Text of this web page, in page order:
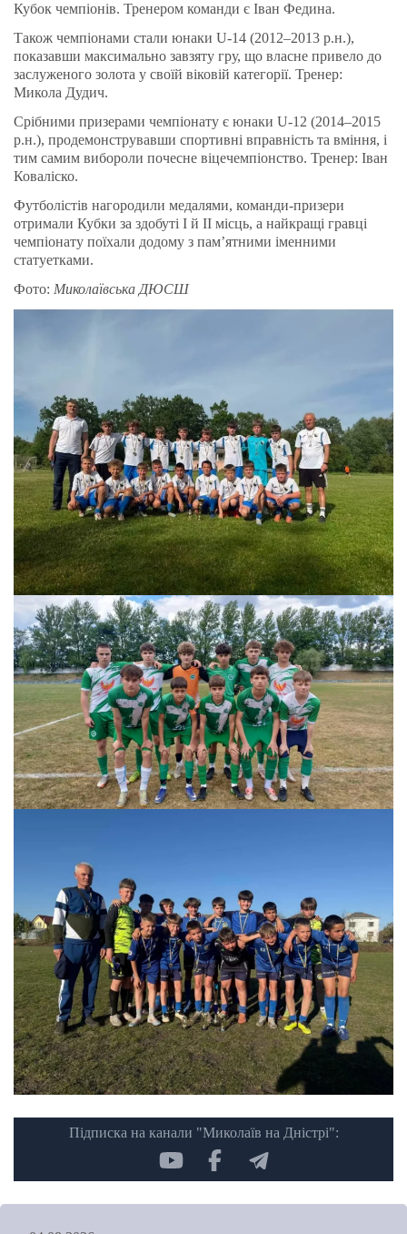
Кубок чемпіонів. Тренером команди є Іван Федина.
Також чемпіонами стали юнаки U-14 (2012–2013 р.н.),
показавши максимально завзяту гру, що власне привело до
заслуженого золота у своїй віковій категорії. Тренер:
Микола Дудич.
Срібними призерами чемпіонату є юнаки U-12 (2014–2015
р.н.), продемонструвавши спортивні вправність та вміння, і
тим самим вибороли почесне віцечемпіонство. Тренер: Іван
Коваліско.
Футболістів нагородили медалями, команди-призери
отримали Кубки за здобуті І й II місць, а найкращі гравці
чемпіонату поїхали додому з пам’ятними іменними
статуетками.
Фото: Миколаївська ДЮСШ
Підписка на канали "Миколаїв на Дністрі":